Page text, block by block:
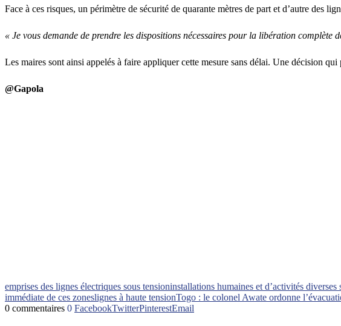
Face à ces risques, un périmètre de sécurité de quarante mètres de part et d’autre des
« Je vous demande de prendre les dispositions nécessaires pour la libération
Les maires sont ainsi appelés à faire appliquer cette mesure sans délai. Une décision
@Gapola
emprises des lignes électriques sous tensioninstallations humaines et d’activités diverses
immédiate de ces zoneslignes à haute tensionTogo : le colonel Awate ordonne
0 commentaires 0 FacebookTwitterPinterestEmail